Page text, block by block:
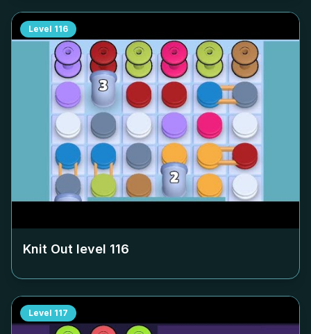
Level 116
Knit Out level 116
Level 117